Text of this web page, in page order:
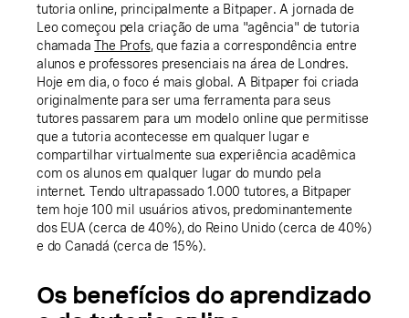
tutoria online, principalmente a Bitpaper. A jornada de
Leo começou pela criação de uma "agência" de tutoria
chamadaThe Profs, que fazia a correspondência entre
alunos e professores presenciais na área de Londres.
Hoje em dia, o foco é mais global. A Bitpaper foi criada
originalmente para ser uma ferramenta para seus
tutores passarem para um modelo online que permitisse
que a tutoria acontecesse em qualquer lugar e
compartilhar virtualmente sua experiência acadêmica
com os alunos em qualquer lugar do mundo pela
internet. Tendo ultrapassado 1.000 tutores, a Bitpaper
tem hoje 100 mil usuários ativos, predominantemente
dos EUA (cerca de 40%), do Reino Unido (cerca de 40%)
e do Canadá (cerca de 15%).
Os benefícios do aprendizado